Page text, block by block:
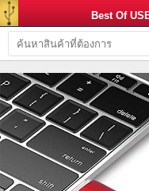
Best Of